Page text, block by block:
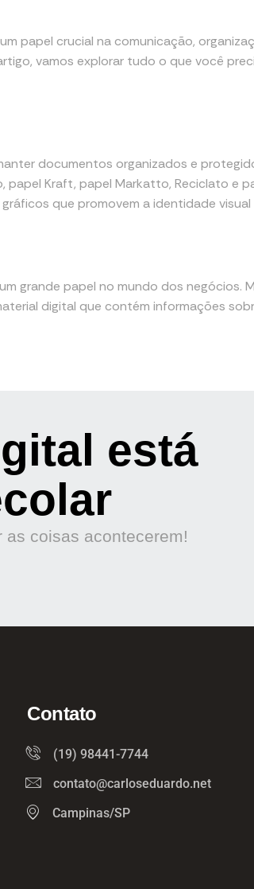
papel crucial na comunicação,
vamos explorar tudo o que você
documentos organizados e
Kraft, papel Markatto, Reciclato e
que promovem a identidade visual
grande papel no mundo dos negócios.
digital que contém informações
está
coisas acontecerem!
Contato
(19) 98441-7744
contato@carloseduardo.net
Campinas/SP